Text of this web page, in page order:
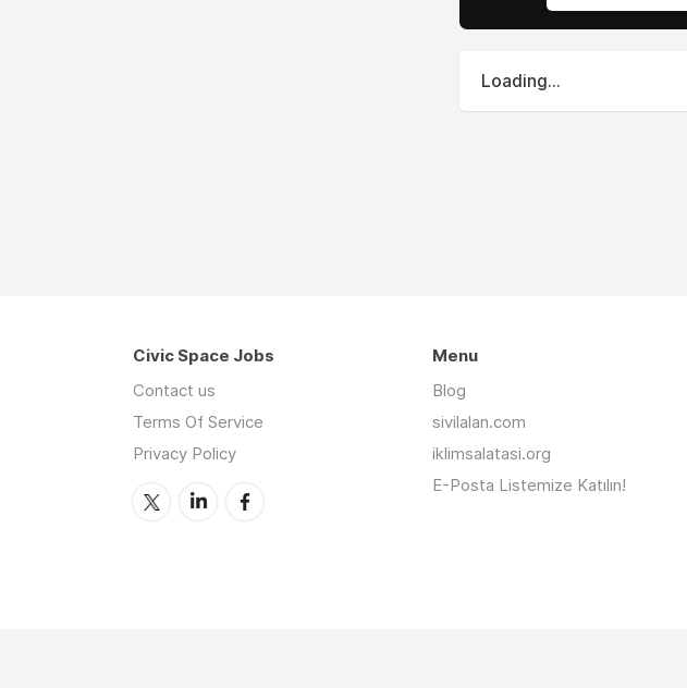
Loading...
Civic Space Jobs
Contact us
Terms Of Service
Privacy Policy
Menu
Blog
sivilalan.com
iklimsalatasi.org
E-Posta Listemize Katılın!